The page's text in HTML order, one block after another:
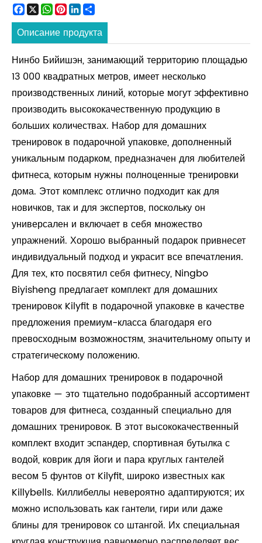
Facebook
X WhatsApp
Pinterest
LinkedIn
Описание продукта
Нинбо Бийишэн, занимающий территорию площадью
13 000 квадратных метров, имеет несколько
производственных линий, которые могут эффективно
производить высококачественную продукцию в
больших количествах. Набор для домашних
тренировок в подарочной упаковке, дополненный
уникальным подарком, предназначен для любителей
фитнеса, которым нужны полноценные тренировки
дома. Этот комплекс отлично подходит как для
новичков, так и для экспертов, поскольку он
универсален и включает в себя множество
упражнений. Хорошо выбранный подарок привнесет
индивидуальный подход и украсит все впечатления.
Для тех, кто посвятил себя фитнесу, Ningbo
Biyisheng предлагает комплект для домашних
тренировок Kilyfit в подарочной упаковке в качестве
предложения премиум-класса благодаря его
превосходным возможностям, значительному опыту и
стратегическому положению.
Набор для домашних тренировок в подарочной
упаковке — это тщательно подобранный ассортимент
товаров для фитнеса, созданный специально для
домашних тренировок. В этот высококачественный
комплект входит эспандер, спортивная бутылка с
водой, коврик для йоги и пара круглых гантелей
весом 5 фунтов от Kilyfit, широко известных как
Killybells. Киллибеллы невероятно адаптируются; их
можно использовать как гантели, гири или даже
блины для тренировок со штангой. Их специальная